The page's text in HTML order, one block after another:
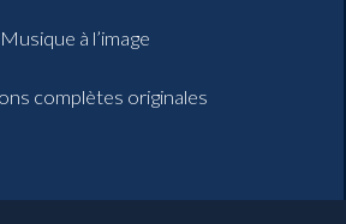
Musique à l’image
complètes originales